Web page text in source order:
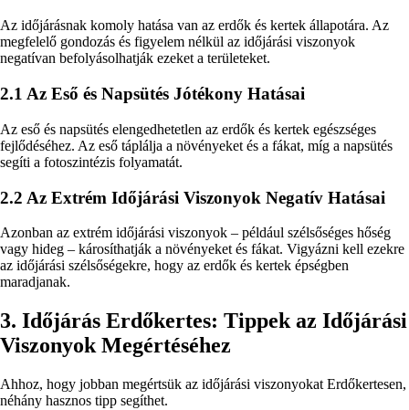
Az időjárásnak komoly hatása van az erdők és kertek állapotára. Az
megfelelő gondozás és figyelem nélkül az időjárási viszonyok
negatívan befolyásolhatják ezeket a területeket.
2.1 Az Eső és Napsütés Jótékony Hatásai
Az eső és napsütés elengedhetetlen az erdők és kertek egészséges
fejlődéséhez. Az eső táplálja a növényeket és a fákat, míg a napsütés
segíti a fotoszintézis folyamatát.
2.2 Az Extrém Időjárási Viszonyok Negatív Hatásai
Azonban az extrém időjárási viszonyok – például szélsőséges hőség
vagy hideg – károsíthatják a növényeket és fákat. Vigyázni kell ezekre
az időjárási szélsőségekre, hogy az erdők és kertek épségben
maradjanak.
3. Időjárás Erdőkertes: Tippek az Időjárási
Viszonyok Megértéséhez
Ahhoz, hogy jobban megértsük az időjárási viszonyokat Erdőkertesen,
néhány hasznos tipp segíthet.